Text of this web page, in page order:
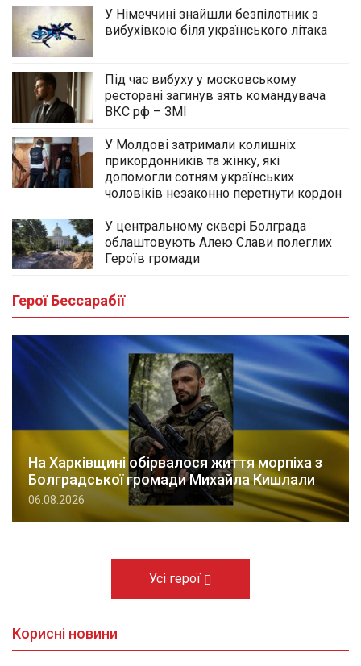
У Німеччині знайшли безпілотник з
вибухівкою біля українського літака
Під час вибуху у московському
ресторані загинув зять командувача
ВКС рф – ЗМІ
У Молдові затримали колишніх
прикордонників та жінку, які
допомогли сотням українських
чоловіків незаконно перетнути кордон
У центральному сквері Болграда
облаштовують Алею Слави полеглих
Героїв громади
Герої Бессарабії
На Харківщині обірвалося життя морпіха з
Болградської громади Михайла Кишлали
06.08.2026
Усі герої
Корисні новини